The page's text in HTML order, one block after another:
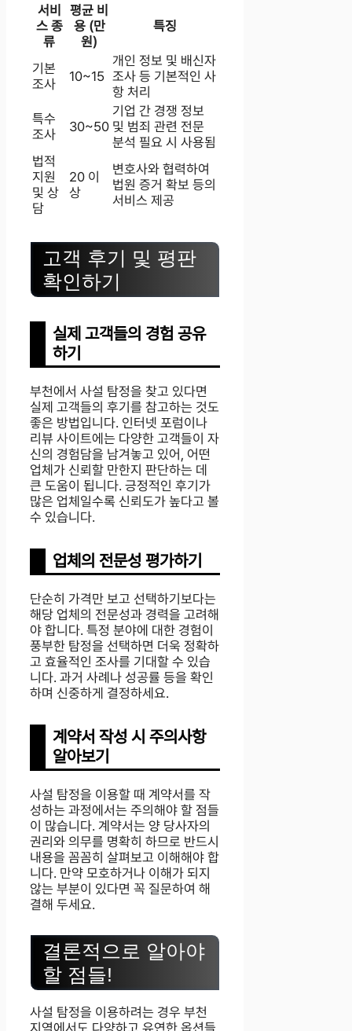
서비
스 종
류
평균 비
용 (만
원)
특징
기본
조사
10~15
개인 정보 및 배신자
조사 등 기본적인 사
항 처리
특수
조사
30~50
기업 간 경쟁 정보
및 범죄 관련 전문
분석 필요 시 사용됨
법적
지원
및 상
담
20 이
상
변호사와 협력하여
법원 증거 확보 등의
서비스 제공
고객 후기 및 평판
확인하기
실제 고객들의 경험 공유
하기
부천에서 사설 탐정을 찾고 있다면
실제 고객들의 후기를 참고하는 것도
좋은 방법입니다. 인터넷 포럼이나
리뷰 사이트에는 다양한 고객들이 자
신의 경험담을 남겨놓고 있어, 어떤
업체가 신뢰할 만한지 판단하는 데
큰 도움이 됩니다. 긍정적인 후기가
많은 업체일수록 신뢰도가 높다고 볼
수 있습니다.
업체의 전문성 평가하기
단순히 가격만 보고 선택하기보다는
해당 업체의 전문성과 경력을 고려해
야 합니다. 특정 분야에 대한 경험이
풍부한 탐정을 선택하면 더욱 정확하
고 효율적인 조사를 기대할 수 있습
니다. 과거 사례나 성공률 등을 확인
하며 신중하게 결정하세요.
계약서 작성 시 주의사항
알아보기
사설 탐정을 이용할 때 계약서를 작
성하는 과정에서는 주의해야 할 점들
이 많습니다. 계약서는 양 당사자의
권리와 의무를 명확히 하므로 반드시
내용을 꼼꼼히 살펴보고 이해해야 합
니다. 만약 모호하거나 이해가 되지
않는 부분이 있다면 꼭 질문하여 해
결해 두세요.
결론적으로 알아야
할 점들!
사설 탐정을 이용하려는 경우 부천